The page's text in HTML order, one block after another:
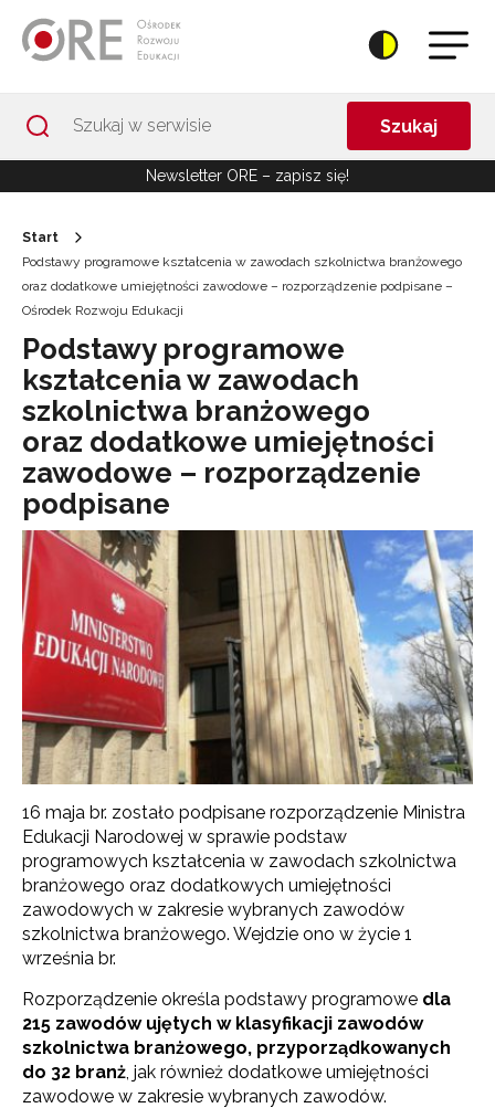
Szukaj
Newsletter ORE – zapisz się!
Start
Podstawy programowe kształcenia w zawodach szkolnictwa branżowego
oraz dodatkowe umiejętności zawodowe – rozporządzenie podpisane –
Ośrodek Rozwoju Edukacji
Podstawy programowe
kształcenia w zawodach
szkolnictwa branżowego
oraz dodatkowe umiejętności
zawodowe – rozporządzenie
podpisane
16 maja br. zostało podpisane rozporządzenie Ministra
Edukacji Narodowej w sprawie podstaw
programowych kształcenia w zawodach szkolnictwa
branżowego oraz dodatkowych umiejętności
zawodowych w zakresie wybranych zawodów
szkolnictwa branżowego. Wejdzie ono w życie 1
września br.
Rozporządzenie określa podstawy programowe dla
215 zawodów ujętych w klasyfikacji zawodów
szkolnictwa branżowego, przyporządkowanych
do 32 branż , jak również dodatkowe umiejętności
zawodowe w zakresie wybranych zawodów.